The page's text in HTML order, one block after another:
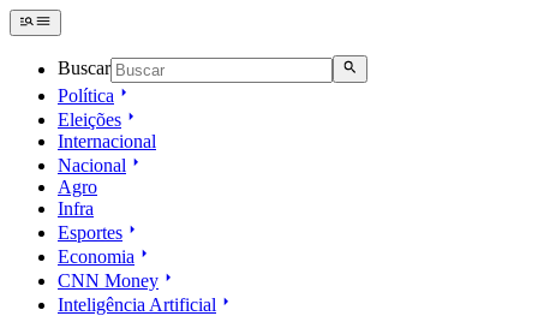
Buscar
Política
Eleições
Internacional
Nacional
Agro
Infra
Esportes
Economia
CNN Money
Inteligência Artificial